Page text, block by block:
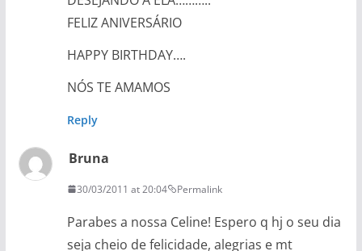
FELIZ ANIVERSÁRIO
HAPPY BIRTHDAY….
NÓS TE AMAMOS
Reply
Bruna
30/03/2011 at 20:04 Permalink
Parabes a nossa Celine! Espero q hj o seu dia
seja cheio de felicidade, alegrias e mt